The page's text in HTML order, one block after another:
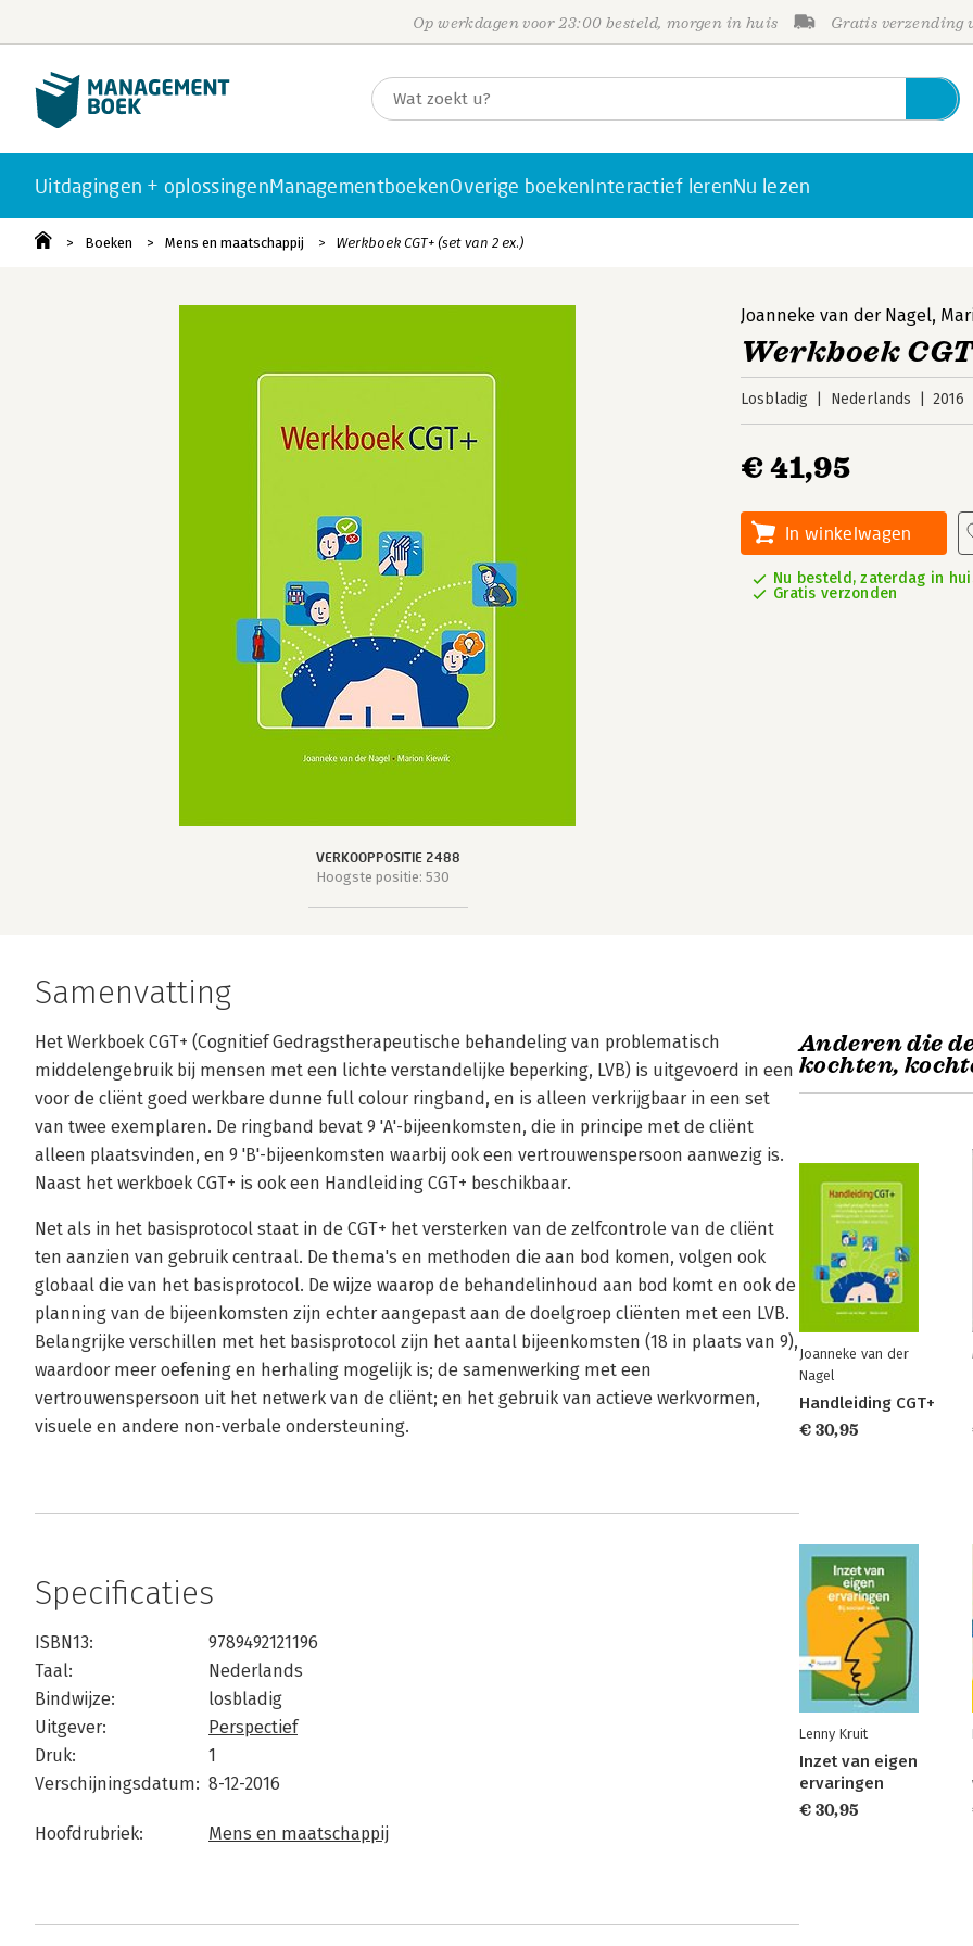
Op werkdagen voor 23:00 besteld, morgen in huis Gratis verzending
Uitdagingen + oplossingenManagementboekenOverige boekenInteractief lerenNu lezen
Boeken Mens en maatschappij Werkboek CGT+ (set van 2 ex.)
VERKOOPPOSITIE 2488
Hoogste positie: 530
Joanneke van der Nagel,
Werkboek
Losbladig Nederlands 2016
€ 41,95
In winkelwagen
Nu besteld, zaterdag in
Gratis verzonden
Samenvatting
Het Werkboek CGT+ (Cognitief Gedragstherapeutische behandeling van problematisch
middelengebruik bij mensen met een lichte verstandelijke beperking, LVB) is uitgevoerd in een
voor de cliënt goed werkbare dunne full colour ringband, en is alleen verkrijgbaar in een set
van twee exemplaren. De ringband bevat 9 'A'-bijeenkomsten, die in principe met de cliënt
alleen plaatsvinden, en 9 'B'-bijeenkomsten waarbij ook een vertrouwenspersoon aanwezig is.
Naast het werkboek CGT+ is ook een Handleiding CGT+ beschikbaar.
Net als in het basisprotocol staat in de CGT+ het versterken van de zelfcontrole van de cliënt
ten aanzien van gebruik centraal. De thema's en methoden die aan bod komen, volgen ook
globaal die van het basisprotocol. De wijze waarop de behandelinhoud aan bod komt en ook de
planning van de bijeenkomsten zijn echter aangepast aan de doelgroep cliënten met een LVB.
Belangrijke verschillen met het basisprotocol zijn het aantal bijeenkomsten (18 in plaats van 9),
waardoor meer oefening en herhaling mogelijk is; de samenwerking met een
vertrouwenspersoon uit het netwerk van de cliënt; en het gebruik van actieve werkvormen,
visuele en andere non-verbale ondersteuning.
Specificaties
ISBN13:
9789492121196
Taal:
Nederlands
Bindwijze:
losbladig
Uitgever:
Perspectief
Druk:
1
Verschijningsdatum: 8-12-2016
Hoofdrubriek: Mens en maatschappij
Anderen die
kochten,
Joanneke van der
Nagel
Handleiding CGT+
€ 30,95
Lenny Kruit
Inzet van eigen
ervaringen
€ 30,95